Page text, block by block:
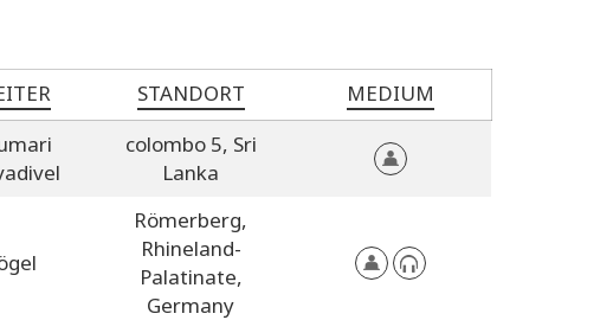
STANDORT MEDIUM
colombo 5, Sri
Lanka
Römerberg,
Rhineland-
Palatinate,
Germany